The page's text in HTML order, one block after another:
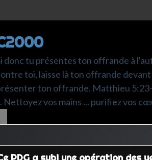
donc tu présentes ton offrande à
toi, laisse là ton offrande
ton offrande. Matthieu 5:23-
Nettoyez vos mains ... purifiez vos